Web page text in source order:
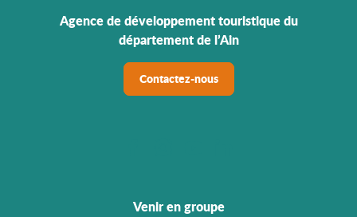
Agence de développement touristique du
département de l’Ain
Contactez-nous
Venir en groupe